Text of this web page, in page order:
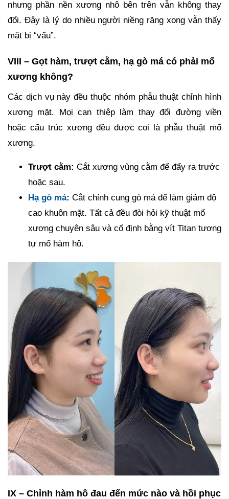
nhưng phần nền xương nhô bên trên vẫn không thay
đổi. Đây là lý do nhiều người niềng răng xong vẫn thấy
mặt bị “vẩu”.
VIII – Gọt hàm, trượt cằm, hạ gò má có phải mổ
xương không?
Các dịch vụ này đều thuộc nhóm phẫu thuật chỉnh hình
xương mặt. Mọi can thiệp làm thay đổi đường viền
hoặc cấu trúc xương đều được coi là phẫu thuật mổ
xương.
Trượt cằm: Cắt xương vùng cằm để đẩy ra trước
hoặc sau.
Hạ gò má: Cắt chỉnh cung gò má để làm giảm độ
cao khuôn mặt. Tất cả đều đòi hỏi kỹ thuật mổ
xương chuyên sâu và cố định bằng vít Titan tương
tự mổ hàm hô.
IX – Chỉnh hàm hô đau đến mức nào và hồi phục